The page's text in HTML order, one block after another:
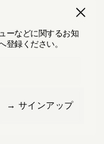
on your device
and assist in our
ーなどに関するお知
登録ください。
→ サインアップ